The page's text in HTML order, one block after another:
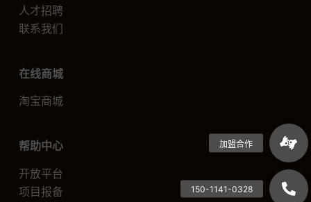
人才招聘
联系我们
在线商城
淘宝商城
帮助中心
开放平台
项目报备